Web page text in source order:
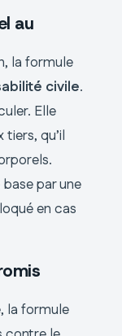
au
la formule
civile.
Elle
qu’il
par une
en cas
la formule